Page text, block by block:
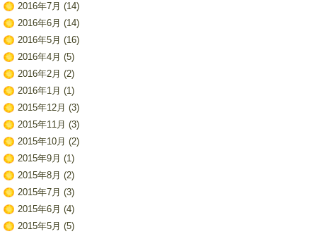
2016年7月 (14)
2016年6月 (14)
2016年5月 (16)
2016年4月 (5)
2016年2月 (2)
2016年1月 (1)
2015年12月 (3)
2015年11月 (3)
2015年10月 (2)
2015年9月 (1)
2015年8月 (2)
2015年7月 (3)
2015年6月 (4)
2015年5月 (5)